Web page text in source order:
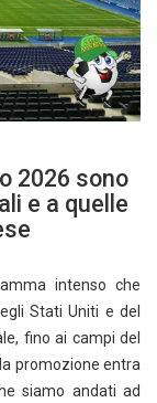
2026 sono
e a quelle
intenso che
Stati Uniti e del
fino ai campi del
promozione entra
siamo andati ad